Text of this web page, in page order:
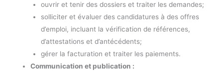
ouvrir et tenir des dossiers et traiter les demandes;
solliciter et évaluer des candidatures à des offres
d’emploi, incluant la vérification de références,
d’attestations et d’antécédents;
gérer la facturation et traiter les paiements.
Communication et publication :